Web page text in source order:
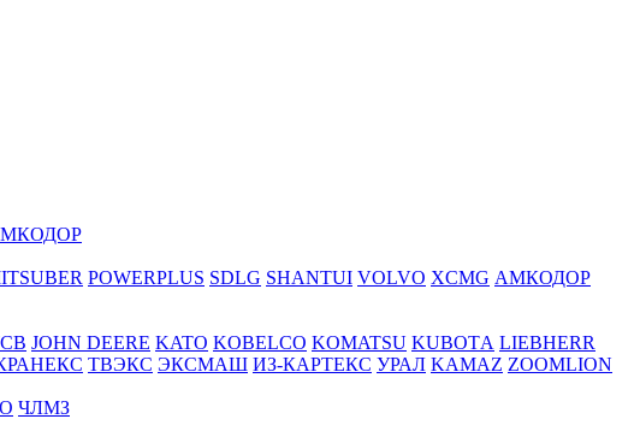
POWERPLUS SDLG SHANTUI VOLVO XCMG АМКОДОР
JOHN DEERE KATO KOBELCO KOMATSU KUBOTА LIEBHERR
ТВЭКС ЭКСМАШ ИЗ-КАРТЕКС УРАЛ KAMAZ ZOOMLION
ЧЛМЗ